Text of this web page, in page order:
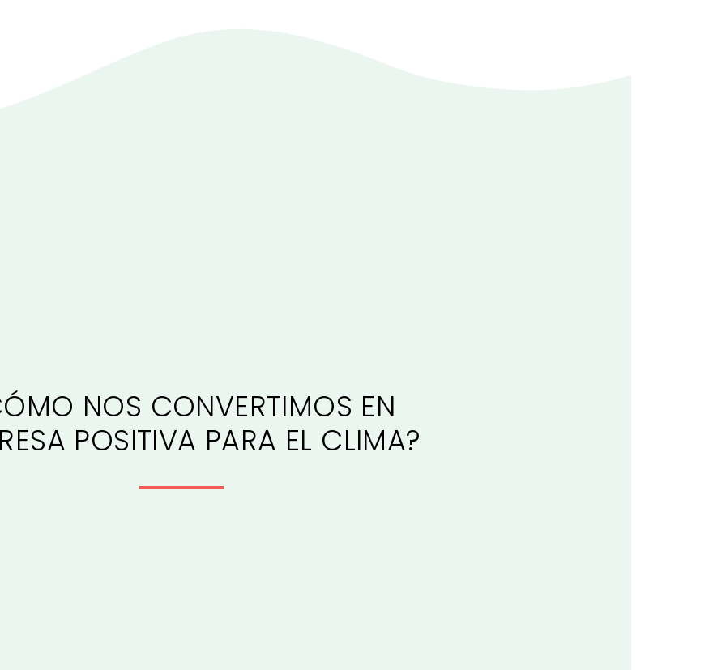
NOS CONVERTIMOS EN
POSITIVA PARA EL CLIMA?